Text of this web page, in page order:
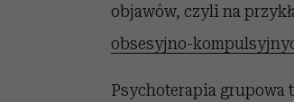
objawów, czyli na
obsesyjno-
Psychoterapia grupowa